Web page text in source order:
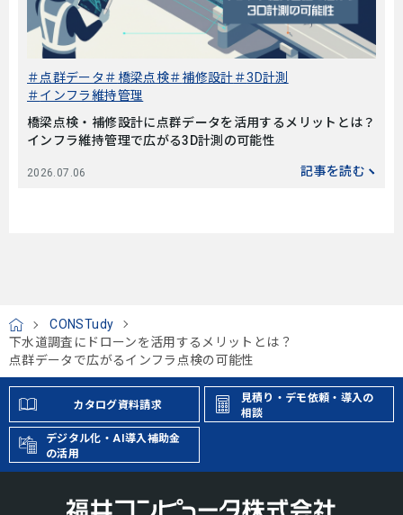
点群データ 橋梁点検 補修設計
3D計測
インフラ維持管理
橋梁点検・補修設計に点群データを活用するメリットとは？
インフラ維持管理で広がる3D計測の可能性
2026.07.06 記事を読む
H
O
M
E
CONSTudy
下水道調査にドローンを活用するメリットとは？
点群データで広がるインフラ点検の可能性
カタログ資料請求
見積り・デモ依頼・導入の
相談
デジタル化・AI導入補助金
の活用